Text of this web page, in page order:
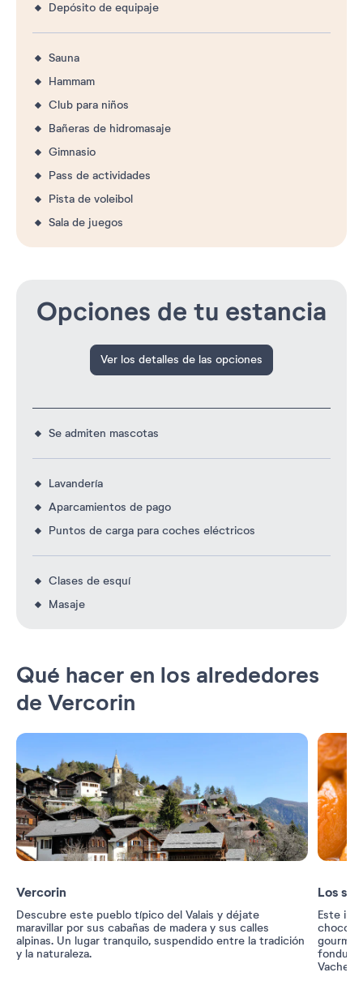
Depósito de equipaje
Sauna
Hammam
Club para niños
Bañeras de hidromasaje
Gimnasio
Pass de actividades
Pista de voleibol
Sala de juegos
Opciones de tu estancia
Ver los detalles de las opciones
Se admiten mascotas
Lavandería
Aparcamientos de pago
Puntos de carga para coches eléctricos
Clases de esquí
Masaje
Qué hacer en los alrededores
de Vercorin
Vercorin
Descubre este pueblo típico del Valais y déjate
maravillar por sus cabañas de madera y sus calles
alpinas. Un lugar tranquilo, suspendido entre la tradición
y la naturaleza.
Los
Este